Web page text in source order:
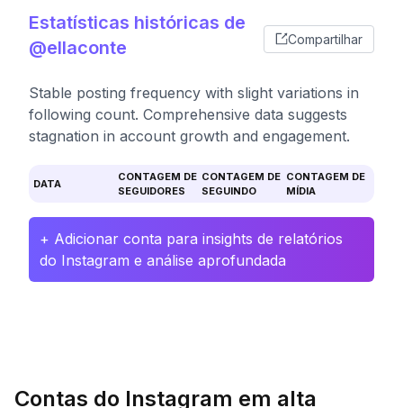
Estatísticas históricas de
@ellaconte
Compartilhar
Stable posting frequency with slight variations in
following count. Comprehensive data suggests
stagnation in account growth and engagement.
DATA
CONTAGEM DE
SEGUIDORES
CONTAGEM DE
SEGUINDO
CONTAGEM DE
MÍDIA
+ Adicionar conta para insights de relatórios
do Instagram e análise aprofundada
Contas do Instagram em alta